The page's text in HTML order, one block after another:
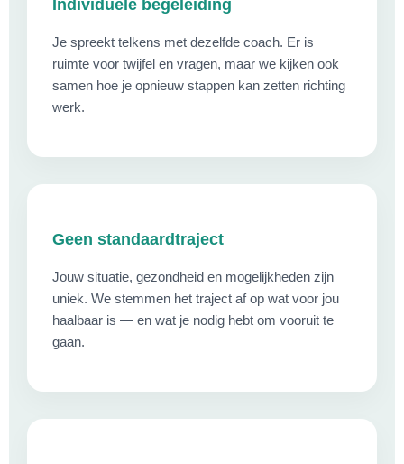
Individuele begeleiding
Je spreekt telkens met dezelfde coach. Er is
ruimte voor twijfel en vragen, maar we kijken ook
samen hoe je opnieuw stappen kan zetten richting
werk.
Geen standaardtraject
Jouw situatie, gezondheid en mogelijkheden zijn
uniek. We stemmen het traject af op wat voor jou
haalbaar is — en wat je nodig hebt om vooruit te
gaan.